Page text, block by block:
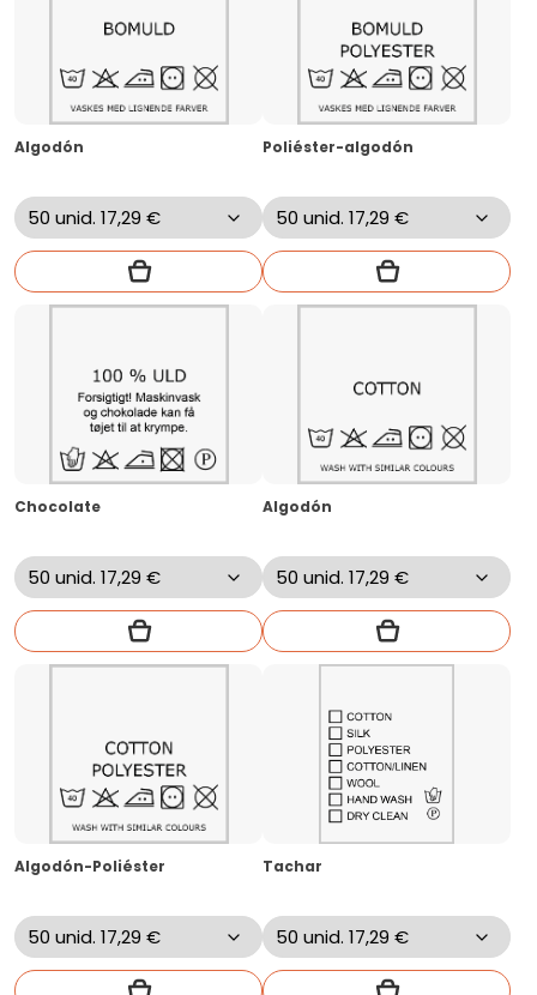
Algodón Poliéster-algodón
Chocolate Algodón
Algodón-Poliéster Tachar